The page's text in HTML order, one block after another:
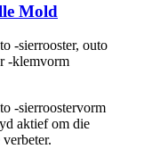
Mold
-sierrooster, outo
-klemvorm
-sierroostervorm
aktief om die